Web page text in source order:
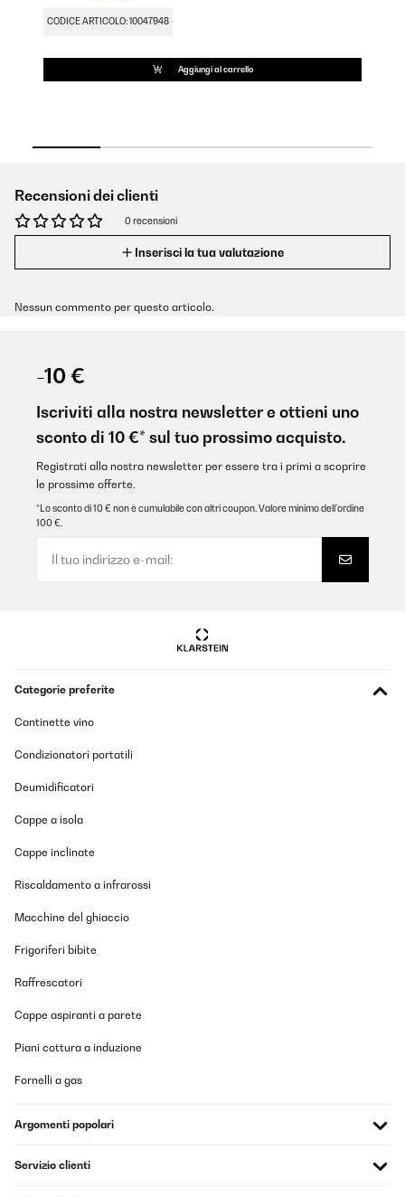
CODICE ARTICOLO: 10047948
Aggiungi al carrello
Recensioni dei clienti
0 recensioni
Inserisci la tua valutazione
Nessun commento per questo articolo.
-10 €
Iscriviti alla nostra newsletter e ottieni uno
sconto di 10 €* sul tuo prossimo acquisto.
Registrati alla nostra newsletter per essere tra i primi a scoprire
le prossime offerte.
*Lo sconto di 10 € non è cumulabile con altri coupon. Valore minimo dell’ordine
100 €.
Categorie preferite
Cantinette vino
Condizionatori portatili
Deumidificatori
Cappe a isola
Cappe inclinate
Riscaldamento a infrarossi
Macchine del ghiaccio
Frigoriferi bibite
Raffrescatori
Cappe aspiranti a parete
Piani cottura a induzione
Fornelli a gas
Argomenti popolari
Servizio clienti